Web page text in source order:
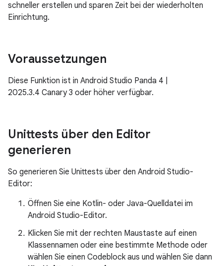
schneller erstellen und sparen Zeit bei der wiederholten
Einrichtung.
Voraussetzungen
Diese Funktion ist in Android Studio Panda 4 |
2025.3.4 Canary 3 oder höher verfügbar.
Unittests über den Editor
generieren
So generieren Sie Unittests über den Android Studio-
Editor:
Öffnen Sie eine Kotlin- oder Java-Quelldatei im
Android Studio-Editor.
Klicken Sie mit der rechten Maustaste auf einen
Klassennamen oder eine bestimmte Methode oder
wählen Sie einen Codeblock aus und wählen Sie dann